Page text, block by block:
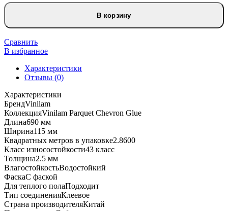
В корзину
Сравнить
В избранное
Характеристики
Отзывы (0)
Характеристики
БрендVinilam
КоллекцияVinilam Parquet Chevron Glue
Длина690 мм
Ширина115 мм
Квадратных метров в упаковке2.8600
Класс износостойкости43 класс
Толщина2.5 мм
ВлагостойкостьВодостойкий
ФаскаС фаской
Для теплого полаПодходит
Тип соединенияКлеевое
Страна производителяКитай